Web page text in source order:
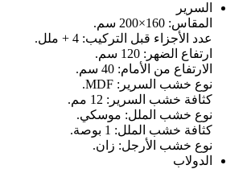
السرير
المقاس: 160×200 سم.
عدد الأجزاء قبل التركيب: 4 + ملل.
ارتفاع الضهر: 120 سم.
الارتفاع من الأمام: 40 سم.
نوع خشب السرير: MDF.
كثافة خشب السرير: 12 مم.
نوع خشب الملل: موسكي.
كثافة خشب الملل: 1 بوصة.
نوع خشب الأرجل: زان.
الدولاب